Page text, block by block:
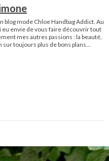
mode Chloe Handbag Addict. Au
envie de vous faire découvrir tout
mes autres passions : la beauté,
sur toujours plus de bons plans...